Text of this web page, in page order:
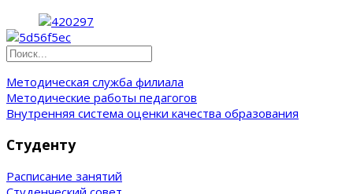
Методическая служба филиала
Методические работы педагогов
Внутренняя система оценки качества образования
Студенту
Расписание занятий